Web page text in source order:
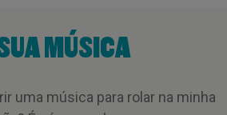
MÚSICA
uma música para rolar na minha